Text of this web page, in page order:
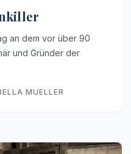
an dem vor über 90
und Gründer der
MUELLER